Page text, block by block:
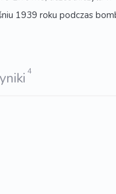
1939 roku podczas
4